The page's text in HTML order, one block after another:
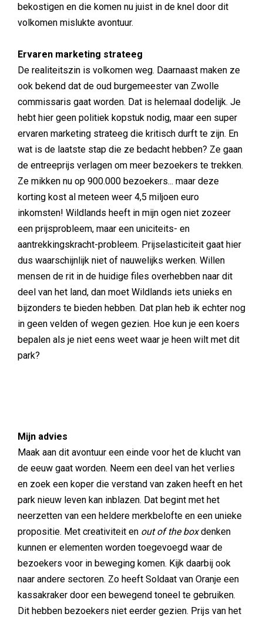
bekostigen en die komen nu juist in de knel door dit
volkomen mislukte avontuur.
Ervaren marketing strateeg
De realiteitszin is volkomen weg. Daarnaast maken ze
ook bekend dat de oud burgemeester van Zwolle
commissaris gaat worden. Dat is helemaal dodelijk. Je
hebt hier geen politiek kopstuk nodig, maar een super
ervaren marketing strateeg die kritisch durft te zijn. En
wat is de laatste stap die ze bedacht hebben? Ze gaan
de entreeprijs verlagen om meer bezoekers te trekken.
Ze mikken nu op 900.000 bezoekers... maar deze
korting kost al meteen weer 4,5 miljoen euro
inkomsten! Wildlands heeft in mijn ogen niet zozeer
een prijsprobleem, maar een uniciteits- en
aantrekkingskracht-probleem. Prijselasticiteit gaat hier
dus waarschijnlijk niet of nauwelijks werken. Willen
mensen de rit in de huidige files overhebben naar dit
deel van het land, dan moet Wildlands iets unieks en
bijzonders te bieden hebben. Dat plan heb ik echter nog
in geen velden of wegen gezien. Hoe kun je een koers
bepalen als je niet eens weet waar je heen wilt met dit
park?
Mijn advies
Maak aan dit avontuur een einde voor het de klucht van
de eeuw gaat worden. Neem een deel van het verlies
en zoek een koper die verstand van zaken heeft en het
park nieuw leven kan inblazen. Dat begint met het
neerzetten van een heldere merkbelofte en een unieke
propositie. Met creativiteit en out of the boxdenken
kunnen er elementen worden toegevoegd waar de
bezoekers voor in beweging komen. Kijk daarbij ook
naar andere sectoren. Zo heeft Soldaat van Oranje een
kassakraker door een bewegend toneel te gebruiken.
Dit hebben bezoekers niet eerder gezien. Prijs van het